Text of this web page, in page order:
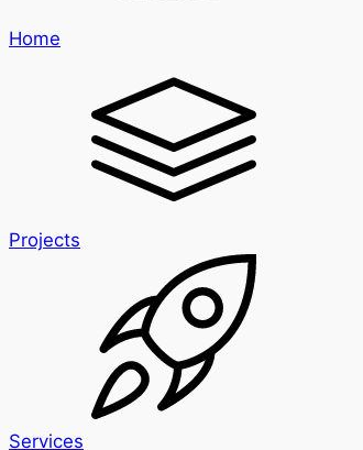
Home
Projects
Services